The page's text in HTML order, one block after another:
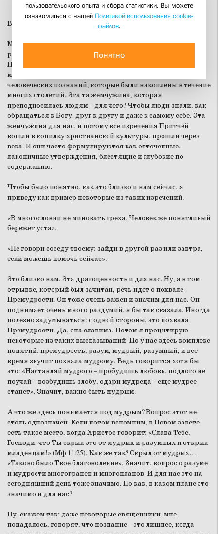
Во имя Отца и Сына и Святого Духа!
Мы прослушали отрывок из Притчей Соломоновых, и как
раз тот раздел Притчей, который называется Похвала
Премудрости. И что такое, задумаемся, Притчи? Это слово
многозначное. Прежде всего, это комплекс, собрание тех
человеческих познаний, которые были накоплены в течение
многих столетий. Эта та жемчужина, которая
преподносилась людям – для чего? Чтобы люди знали, как
обращаться к Богу, друг к другу и даже к самому себе. Эта
жемчужина для нас, и потому все изречения Притчей
вошли в копилку христианской культуры, прошли через
века. И они часто формулируются как отточенные,
лаконичные утверждения, блестящие и глубокие по
содержанию.
Чтобы было понятно, как это близко и нам сейчас, я
приведу как пример некоторые из таких изречений.
«В многословии не миновать греха. Человек же понятливый
бережет уста».
«Не говори соседу твоему: зайди в другой раз или завтра,
если можешь помочь сейчас».
Это близко нам. Эта драгоценность и для нас. Ну, а в том
отрывке, который был зачитан, речь идет о похвале
Премудрости. Он тоже очень важен и значим для нас. Он
поднимает очень много раздумий, я бы так сказала. Иногда
полезно задумываться: с одной стороны, это похвала
Премудрости. Да, она славима. Потом я процитирую
некоторые из таких высказываний. Но у нас здесь комплекс
понятий: премудрость, разум, мудрый, разумный, и все
время звучит похвала мудрому. Ведь говорится хотя бы
это: «Наставляй мудрого – пробудишь любовь, подлого не
поучай – возбудишь злобу, одари мудреца – еще мудрее
станет». Значит, важно быть мудрым.
А что же здесь понимается под мудрым? Вопрос этот не
столь однозначен. Если потом вспомним, в Новом завете
есть такое место, когда Христос говорит: «Слава Тебе,
Господи, что Ты скрыл это от мудрых и разумных и открыл
младенцам!» (Мф 11:25). Как же так? Скрыл от мудрых…
«Таково было Твое благоволение». Значит, вопрос о разуме
и мудрости многогранен и многопланов. И для нас это на
сегодняшний день тоже значимо. Но как, в каком плане это
значимо и для нас?
Ну, скажем так: даже некоторые священники, мне
попадалось, говорят, что познание – это лишнее, когда
пользовательского опыта и сбора статистики. Вы можете
ознакомиться с нашей Политикой использования cookie-
файлов.
Понятно